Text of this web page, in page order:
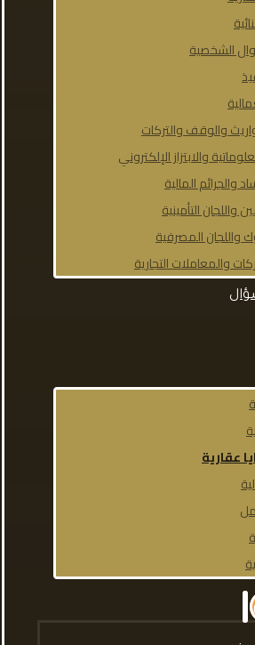
الشخصية
والوقف والتركات
والابتزاز الإلكتروني
والجرائم المالية
واللجان التأمينية
واللجان المصرفية
والمعاملات التجارية
عقارية